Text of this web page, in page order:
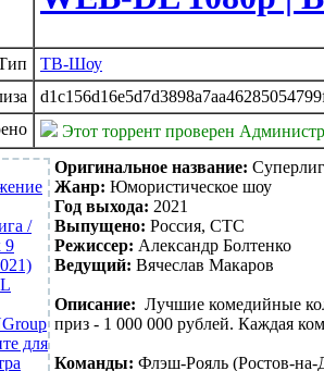
ТВ-Шоу
Этот торрент проверен
Оригинальное название:
Жанр: Юмористическое шоу
Год выхода: 2021
Выпущено: Россия, СТС
Режиссер: Александр Болтенко
Ведущий: Вячеслав Макаров
Описание: Лучшие комедийные
приз - 1 000 000 рублей. Каждая
Команды: Флэш-Рояль (Ростов-